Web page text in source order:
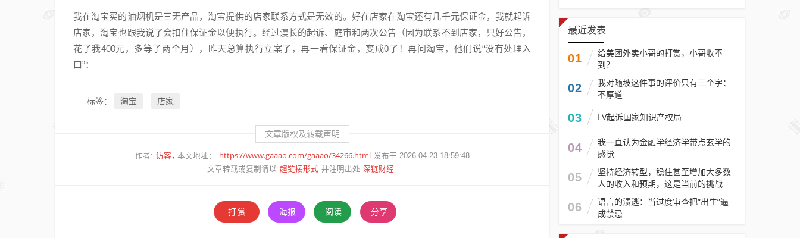
我在淘宝买的油烟机是三无产品，淘宝提供的店家联系方式是无效的。好在店家在淘宝还有几千元保证金，我就起诉
店家，淘宝也跟我说了会扣住保证金以便执行。经过漫长的起诉、庭审和两次公告（因为联系不到店家，只好公告，
花了我400元，多等了两个月），昨天总算执行立案了，再一看保证金，变成0了！再问淘宝，他们说“没有处理入
口”：
标签： 淘宝 店家
文章版权及转载声明
作者: 访客 本文地址： https://www.gaaao.com/gaaao/34266.html 发布于 2026-04-23 18:59:48
文章转载或复制请以 超链接形式 并注明出处 深链财经
打赏 海报 阅读 分享
最近发表
01
给美团外卖小哥的打赏，小哥收不
到？
02
我对随坡这件事的评价只有三个字：
不厚道
03 LV起诉国家知识产权局
04
我一直认为金融学经济学带点玄学的
感觉
05
坚持经济转型，稳住甚至增加大多数
人的收入和预期，这是当前的挑战
06
语言的溃逃：当过度审查把“出生”逼
成禁忌